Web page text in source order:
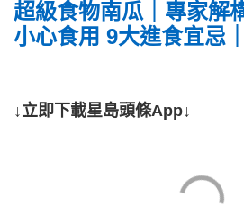
超級食物南瓜｜專家解
小心食用 9大進食宜忌
↓立即下載星島頭條App↓